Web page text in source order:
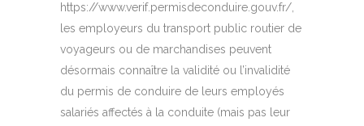
https://www.verif.permisdeconduire.gouv.fr/,
les employeurs du transport public routier de
voyageurs ou de marchandises peuvent
désormais connaître la validité ou l’invalidité
du permis de conduire de leurs employés
salariés affectés à la conduite (mais pas leur